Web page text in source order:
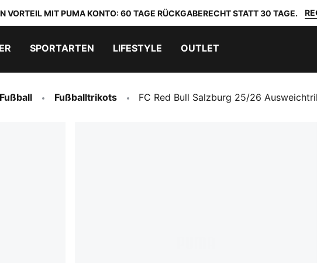
VORTEIL MIT PUMA KONTO: 60 TAGE RÜCKGABERECHT STATT 30 TAGE.
SPORTARTEN LIFESTYLE OUTLET
Fußball Fußballtrikots FC Red Bull Salzburg 25/26